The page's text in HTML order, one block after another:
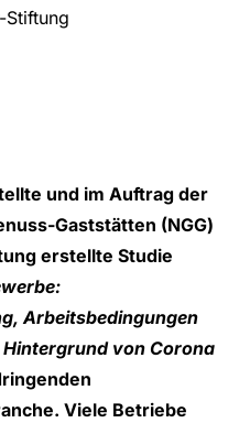
Stiftung
und im Auftrag der
Gaststätten (NGG)
erstellte Studie
Arbeitsbedingungen
von Corona
Viele Betriebe